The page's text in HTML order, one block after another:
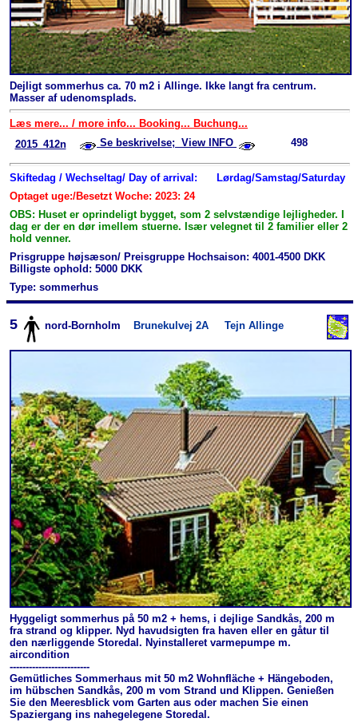
Dejligt sommerhus ca. 70 m2 i Allinge. Ikke langt fra centrum.
Masser af udenomsplads.
Læs mere... / more info... Booking... Buchung...
2015_412n
Se beskrivelse; View INFO 498
Skiftedag / Wechseltag/ Day of arrival:
Lørdag/Samstag/Saturday
Optaget uge:/Besetzt Woche: 2023: 24
OBS: Huset er oprindeligt bygget, som 2 selvstændige lejligheder. I
dag er der en dør imellem stuerne. Især velegnet til 2 familier eller 2
hold venner.
Prisgruppe højsæson/ Preisgruppe Hochsaison: 4001-4500 DKK
Billigste ophold: 5000 DKK
Type: sommerhus
5 nord-Bornholm Brunekulvej 2A Tejn Allinge
Hyggeligt sommerhus på 50 m2 + hems, i dejlige Sandkås, 200 m
fra strand og klipper. Nyd havudsigten fra haven eller en gåtur til
den nærliggende Storedal. Nyinstalleret varmepumpe m.
aircondition
-------------------------
Gemütliches Sommerhaus mit 50 m2 Wohnfläche + Hängeboden,
im hübschen Sandkås, 200 m vom Strand und Klippen. Genießen
Sie den Meeresblick vom Garten aus oder machen Sie einen
Spaziergang ins nahegelegene Storedal.